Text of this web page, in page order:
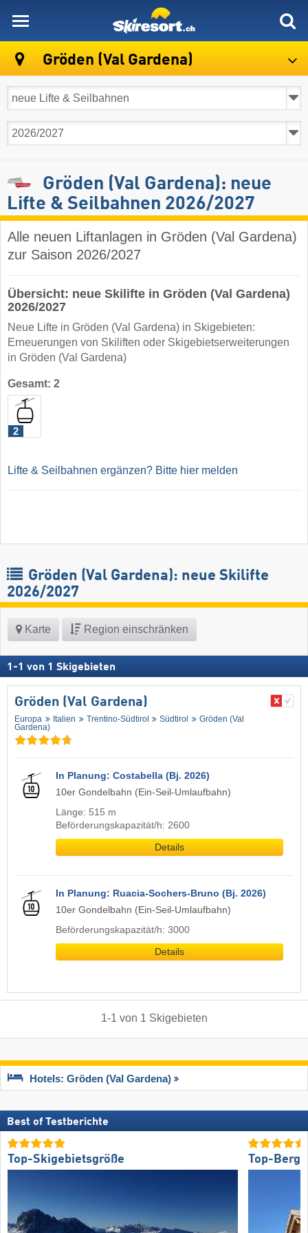
Gröden (Val Gardena)
Gröden (Val Gardena): neue
Lifte & Seilbahnen 2026/2027
Alle neuen Liftanlagen in Gröden (Val Gardena)
zur Saison 2026/2027
Übersicht: neue Skilifte in Gröden (Val Gardena)
2026/2027
Neue Lifte in Gröden (Val Gardena) in Skigebieten:
Erneuerungen von Skiliften oder Skigebietserweiterungen
in Gröden (Val Gardena)
Gesamt: 2
2
Lifte & Seilbahnen ergänzen? Bitte hier melden
Gröden (Val Gardena): neue Skilifte
2026/2027
Karte Region einschränken
1 -1 von 1 Skigebieten
Gröden (Val Gardena)
Europa Italien Trentino-Südtirol Südtirol
Gröden (Val
Gardena)
In Planung: Costabella (Bj. 2026)
10er Gondelbahn (Ein-Seil-Umlaufbahn)
Länge: 515 m
Beförderungskapazität/h: 2600
Details
In Planung: Ruacia-Sochers-Bruno (Bj. 2026)
10er Gondelbahn (Ein-Seil-Umlaufbahn)
Beförderungskapazität/h: 3000
Details
1-1 von 1 Skigebieten
Hotels: Gröden (Val Gardena)
Best of Testberichte
Top-Skigebietsgröße Top-